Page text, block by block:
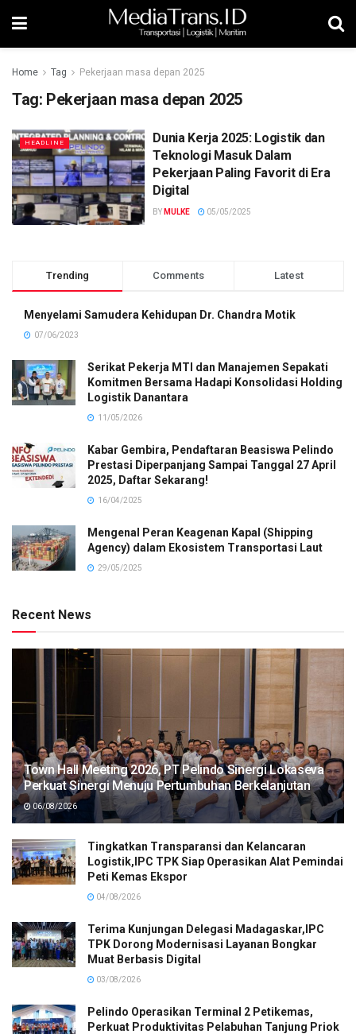
Home Tag Pekerjaan masa depan 2025
Tag: Pekerjaan masa depan 2025
HEADLINE
Dunia Kerja 2025: Logistik dan
Teknologi Masuk Dalam
Pekerjaan Paling Favorit di Era
Digital
BY MULKE 05/05/2025
Trending Comments Latest
Menyelami Samudera Kehidupan Dr. Chandra Motik
07/06/2023
Serikat Pekerja MTI dan Manajemen Sepakati
Komitmen Bersama Hadapi Konsolidasi Holding
Logistik Danantara
11/05/2026
Kabar Gembira, Pendaftaran Beasiswa Pelindo
Prestasi Diperpanjang Sampai Tanggal 27 April
2025, Daftar Sekarang!
16/04/2025
Mengenal Peran Keagenan Kapal (Shipping
Agency) dalam Ekosistem Transportasi Laut
29/05/2025
Recent News
Town Hall Meeting 2026, PT Pelindo Sinergi Lokaseva
Perkuat Sinergi Menuju Pertumbuhan Berkelanjutan
06/08/2026
Tingkatkan Transparansi dan Kelancaran
Logistik,IPC TPK Siap Operasikan Alat Pemindai
Peti Kemas Ekspor
04/08/2026
Terima Kunjungan Delegasi Madagaskar,IPC
TPK Dorong Modernisasi Layanan Bongkar
Muat Berbasis Digital
03/08/2026
Pelindo Operasikan Terminal 2 Petikemas,
Perkuat Produktivitas Pelabuhan Tanjung Priok